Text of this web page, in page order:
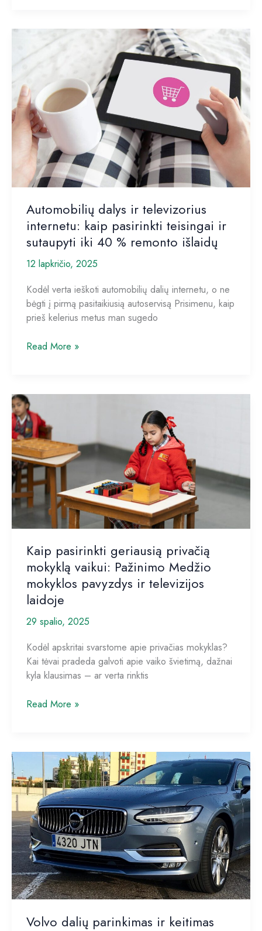
televizorių
remonto
paslaugoms:
užsakymo
pateikimo
iki
atsiskaitymo
sistemos
Automobilių dalys ir televizorius
internetu: kaip pasirinkti teisingai ir
sutaupyti iki 40 % remonto išlaidų
12 lapkričio, 2025
Kodėl verta ieškoti automobilių dalių internetu, o ne
bėgti į pirmą pasitaikiusią autoservisą Prisimenu, kaip
prieš kelerius metus man sugedo
Automobilių
internetu:
kaip
pasirinkti
teisingai
ir
sutaupyti
iki
40
remonto
Read More »
Kaip pasirinkti geriausią privačią
mokyklą vaikui: Pažinimo Medžio
mokyklos pavyzdys ir televizijos
laidoje
29 spalio, 2025
Kodėl apskritai svarstome apie privačias mokyklas?
Kai tėvai pradeda galvoti apie vaiko švietimą, dažnai
kyla klausimas – ar verta rinktis
Kaip
mokyklą
vaikui:
Pažinimo
Medžio
mokyklos
pavyzdys
ir
televizijos
laidoje
Read More »
Volvo dalių parinkimas ir keitimas